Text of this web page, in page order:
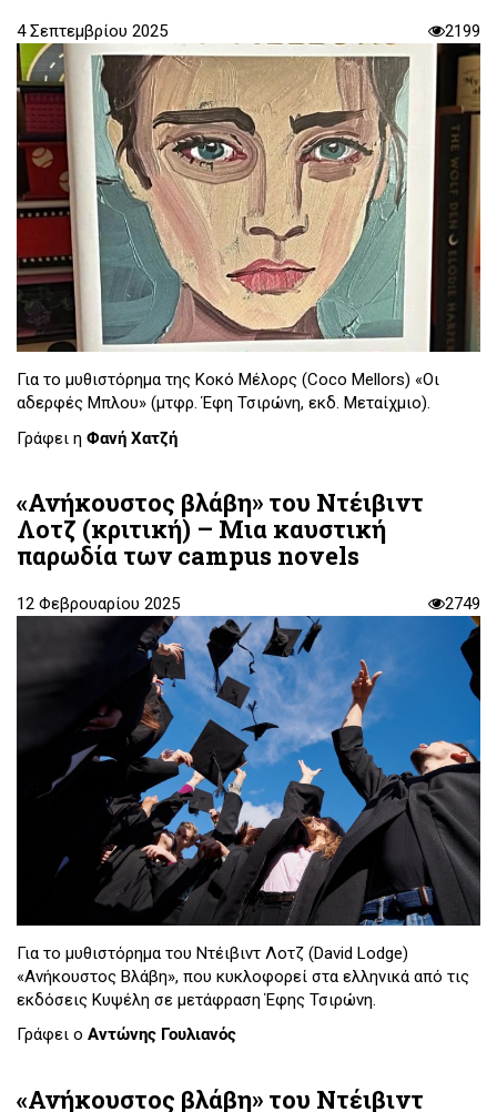
4 Σεπτεμβρίου 2025 2199
Για το μυθιστόρημα της Κοκό Μέλορς (Coco Mellors) «Οι
αδερφές Μπλου» (μτφρ. Έφη Τσιρώνη, εκδ. Μεταίχμιο).
Γράφει η Φανή Χατζή
«Ανήκουστος βλάβη» του Ντέιβιντ
Λοτζ (κριτική) – Μια καυστική
παρωδία των campus novels
12 Φεβρουαρίου 2025 2749
Για το μυθιστόρημα του Ντέιβιντ Λοτζ (David Lodge)
«Ανήκουστος Βλάβη», που κυκλοφορεί στα ελληνικά από τις
εκδόσεις Κυψέλη σε μετάφραση Έφης Τσιρώνη.
Γράφει ο Αντώνης Γουλιανός
«Ανήκουστος βλάβη» του Ντέιβιντ